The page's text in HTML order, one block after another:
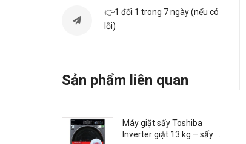
👉1 đổi 1 trong 7 ngày (nếu có
lỗi)
Sản phẩm liên quan
Máy giặt sấy Toshiba
Inverter giặt 13 kg – sấy 8